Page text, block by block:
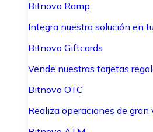
Bitnovo Ramp
Integra nuestra solución en
Bitnovo Giftcards
Vende nuestras tarjetas
Bitnovo OTC
Realiza operaciones de gran